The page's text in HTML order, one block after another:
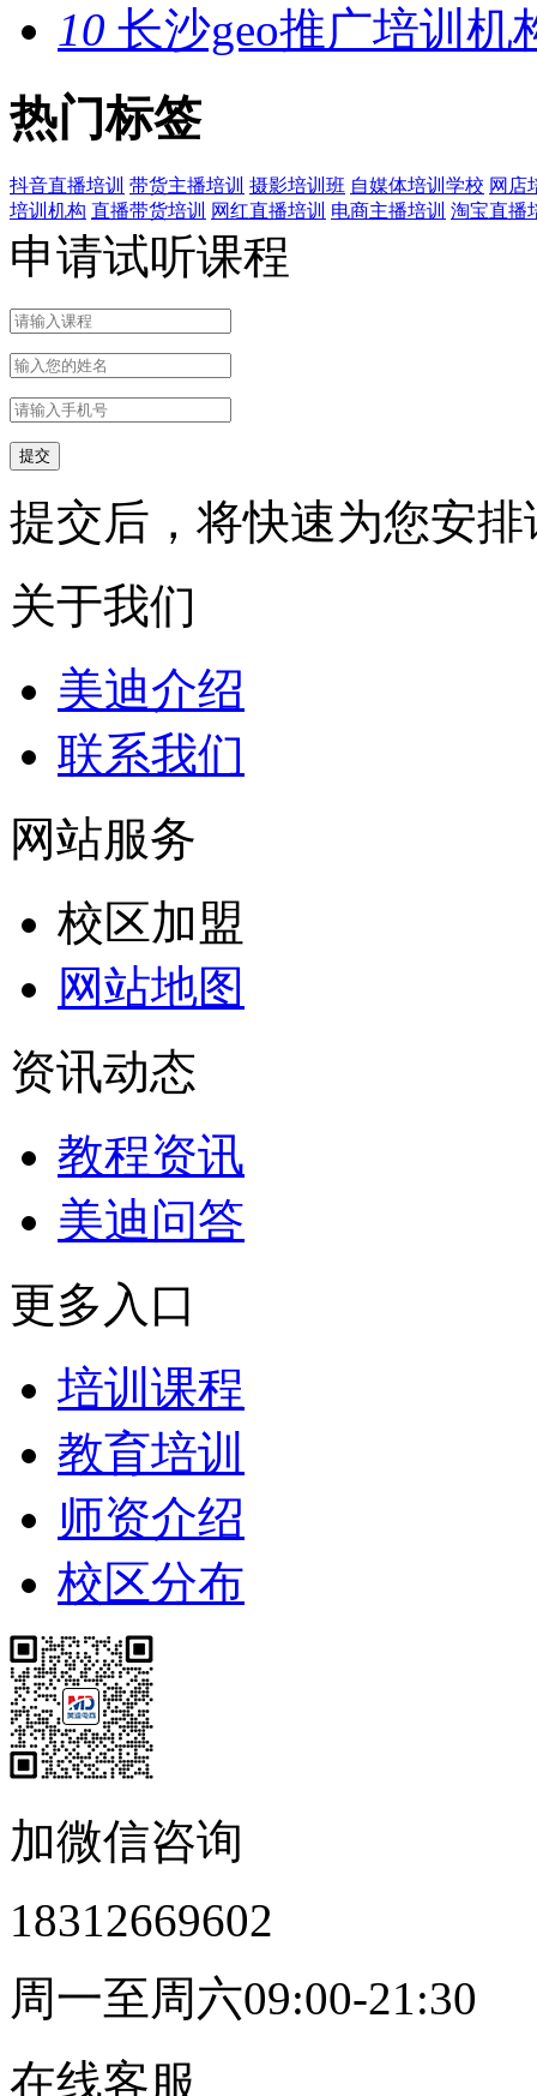
10 长沙geo推广培训机
热门标签
抖音直播培训 带货主播培训 摄影培训班 自媒体培训学校 网店
培训机构 直播带货培训 网红直播培训 电商主播培训 淘宝直播
申请试听课程
提交后，将快速为您安
关于我们
美迪介绍
联系我们
网站服务
校区加盟
网站地图
资讯动态
教程资讯
美迪问答
更多入口
培训课程
教育培训
师资介绍
校区分布
加微信咨询
18312669602
周一至周六09:00-21:30
在线客服